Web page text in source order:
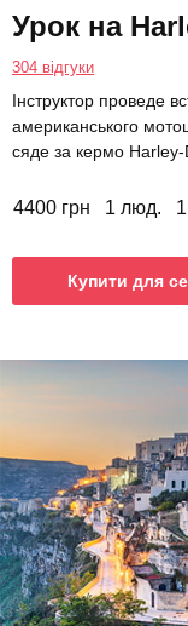
Урок на
304 відгуки
Інструктор проведе
американського
сяде за кермо Harley-
4400 грн 1 люд.
Купити для